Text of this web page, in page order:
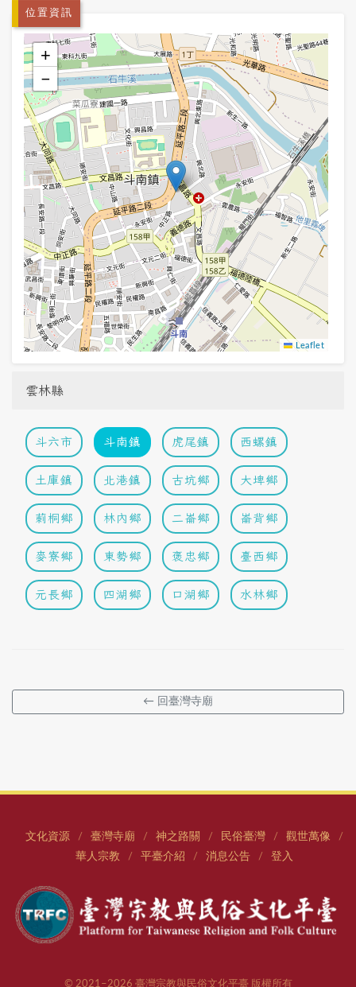
位置資訊
+
−
Leaflet
雲林縣
斗六市 斗南鎮 虎尾鎮 西螺鎮
土庫鎮 北港鎮 古坑鄉 大埤鄉
莿桐鄉 林內鄉 二崙鄉 崙背鄉
麥寮鄉 東勢鄉 褒忠鄉 臺西鄉
元長鄉 四湖鄉 口湖鄉 水林鄉
← 回臺灣寺廟
文化資源 / 臺灣寺廟 / 神之路關 / 民俗臺灣 / 觀世萬像 /
華人宗教 / 平臺介紹 / 消息公告 / 登入
© 2021–2026 臺灣宗教與民俗文化平臺 版權所有